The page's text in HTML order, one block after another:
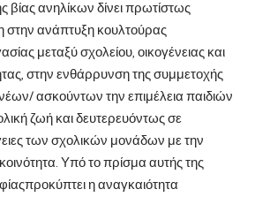
βίας ανηλίκων δίνει πρωτίστως
στην ανάπτυξη κουλτούρας
μεταξύ σχολείου, οικογένειας και
στην ενθάρρυνση της συμμετοχής
ασκούντων την επιμέλεια παιδιών
ζωή και δευτερευόντως σε
των σχολικών μονάδων με την
Υπό το πρίσμα αυτής της
η αναγκαιότητα